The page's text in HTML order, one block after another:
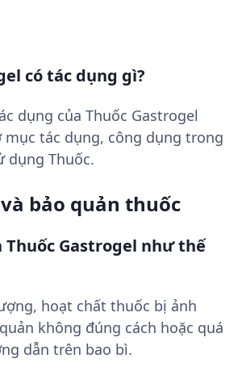
có tác dụng gì?
dụng của Thuốc Gastrogel
mục tác dụng, công dụng trong
dụng Thuốc.
bảo quản thuốc
Thuốc Gastrogel như thế
hoạt chất thuốc bị ảnh
không đúng cách hoặc quá
dẫn trên bao bì.